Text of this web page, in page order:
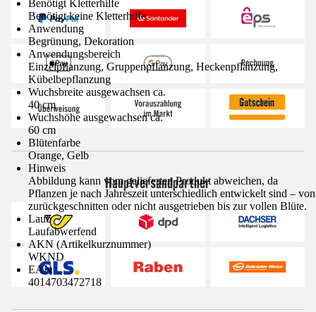
Benötigt Kletterhilfe
Benötigt keine Kletterhilfe
Anwendung
Begrünung, Dekoration
Anwendungsbereich
Einzelpflanzung, Gruppenpflanzung, Heckenpflanzung,
Kübelbepflanzung
Wuchsbreite ausgewachsen ca.
40 cm
Wuchshöhe ausgewachsen ca.
60 cm
Blütenfarbe
Orange, Gelb
Hinweis
Abbildung kann vom gelieferten Produkt abweichen, da
Pflanzen je nach Jahreszeit unterschiedlich entwickelt sind – von
zurückgeschnitten oder nicht ausgetrieben bis zur vollen Blüte.
Laub
Laufabwerfend
AKN (Artikelkurznummer)
WKND
EAN
4014703472718
Hauptversandpartner